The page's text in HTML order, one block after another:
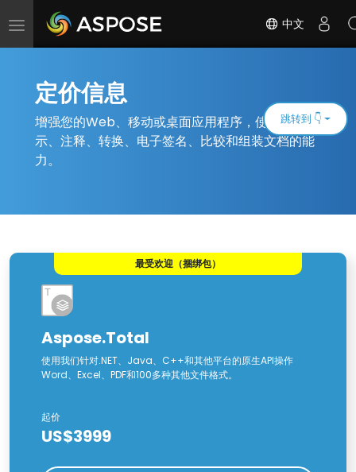
切
中文
定价信息
增强您的Web、移动或桌面应用程序，使其具有显
示、注释、转换、电子签名、比较和组装文档的能
力。
跳转到 👇
最受欢迎（捆绑包）
Aspose.Total
使用我们针对.NET、Java、C++和其他平台的原生API操作
Word、Excel、PDF和100多种其他文件格式。
起价
US$3999